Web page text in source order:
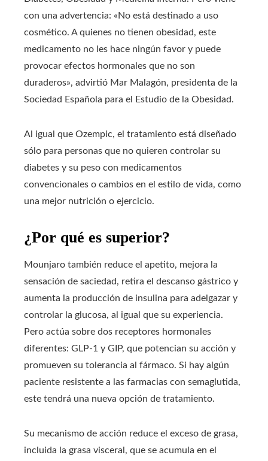
con una advertencia: «No está destinado a uso
cosmético. A quienes no tienen obesidad, este
medicamento no les hace ningún favor y puede
provocar efectos hormonales que no son
duraderos», advirtió Mar Malagón, presidenta de la
Sociedad Española para el Estudio de la Obesidad.
Al igual que Ozempic, el tratamiento está diseñado
sólo para personas que no quieren controlar su
diabetes y su peso con medicamentos
convencionales o cambios en el estilo de vida, como
una mejor nutrición o ejercicio.
¿Por qué es superior?
Mounjaro también reduce el apetito, mejora la
sensación de saciedad, retira el descanso gástrico y
aumenta la producción de insulina para adelgazar y
controlar la glucosa, al igual que su experiencia.
Pero actúa sobre dos receptores hormonales
diferentes: GLP-1 y GIP, que potencian su acción y
promueven su tolerancia al fármaco. Si hay algún
paciente resistente a las farmacias con semaglutida,
este tendrá una nueva opción de tratamiento.
Su mecanismo de acción reduce el exceso de grasa,
incluida la grasa visceral, que se acumula en el